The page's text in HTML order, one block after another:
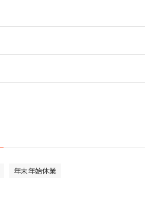
年末年始休業